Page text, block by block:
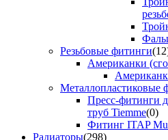
Резьбовые фитинги
Американки
Металлопластиковые
Пресс-фитинги
труб Tiemme(0)
Фитинг ITAP
Радиаторы(298)